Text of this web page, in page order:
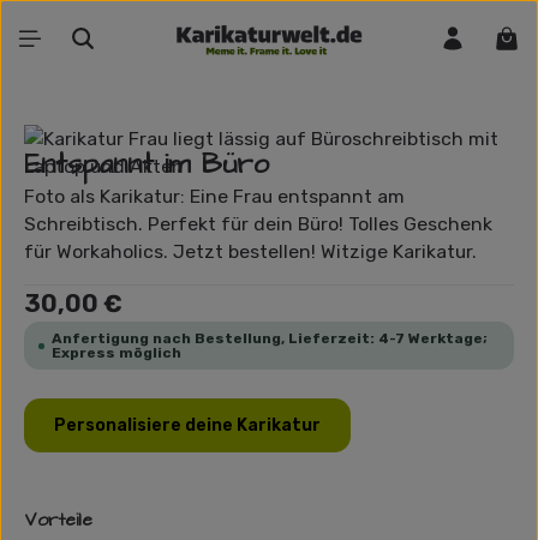
Zum Hauptinhalt springen
Bildergalerie überspringen
Entspannt im Büro
Foto als Karikatur: Eine Frau entspannt am
Schreibtisch. Perfekt für dein Büro! Tolles Geschenk
für Workaholics. Jetzt bestellen! Witzige Karikatur.
Regulärer Preis:
30,00 €
Anfertigung nach Bestellung, Lieferzeit: 4-7 Werktage;
Express möglich
Personalisiere deine Karikatur
Vorteile